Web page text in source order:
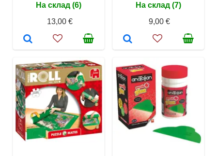
На склад (6)
13,00 €
На склад (7)
9,00 €